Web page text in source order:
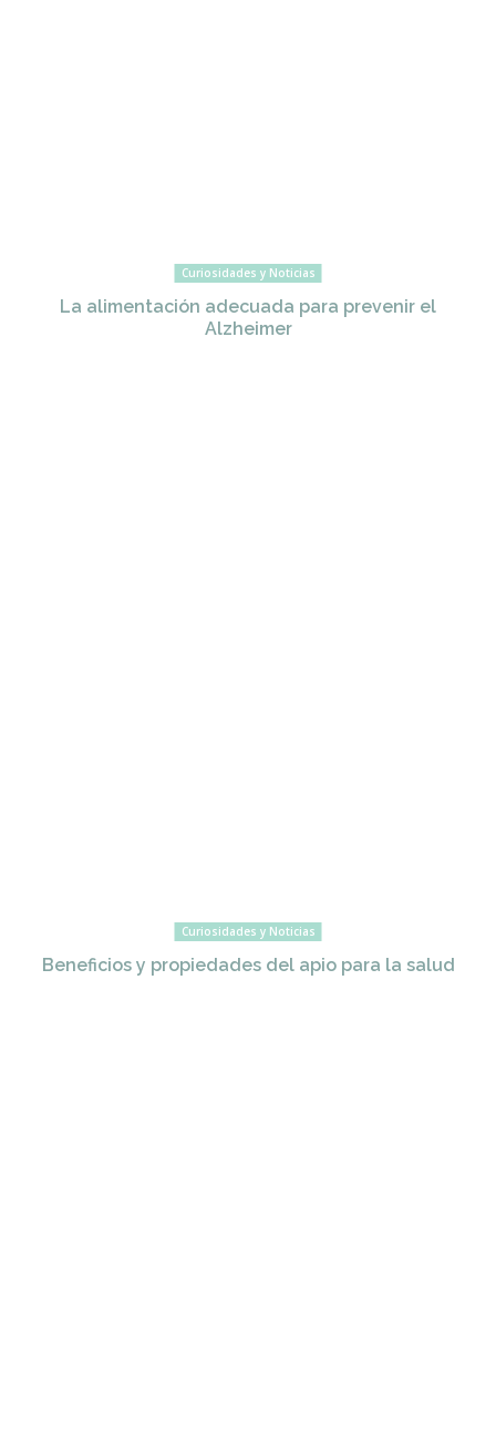
Curiosidades y Noticias
La alimentación adecuada para prevenir el
Alzheimer
Curiosidades y Noticias
Beneficios y propiedades del apio para la salud